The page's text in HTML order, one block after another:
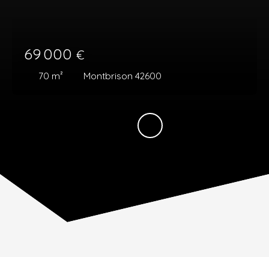
69 000 €
70 m² Montbrison 42600